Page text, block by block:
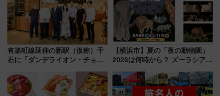
有楽町線延伸の新駅（仮称）千
石に「ダンデライオン・チョコ
1億円出資で挑む新時代のまちづ
くりとは？
【横浜市】夏の「夜の動物園」
2026は何時から？ ズーラシア・
見どころ、限定イベントを徹底
解説！